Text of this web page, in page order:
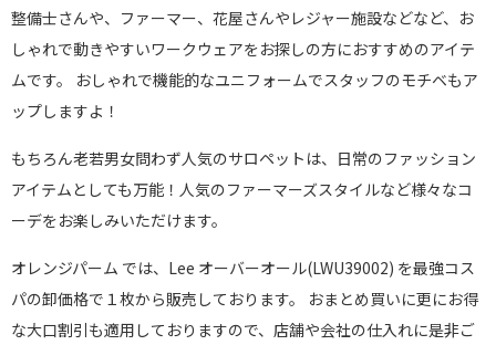
整備士さんや、ファーマー、花屋さんやレジャー施設などなど、お
しゃれで動きやすいワークウェアをお探しの方におすすめのアイテ
ムです。 おしゃれで機能的なユニフォームでスタッフのモチベもア
ップしますよ！
もちろん老若男女問わず人気のサロペットは、日常のファッション
アイテムとしても万能！人気のファーマーズスタイルなど様々なコ
ーデをお楽しみいただけます。
オレンジパーム では、Lee オーバーオール(LWU39002) を最強コス
パの卸価格で１枚から販売しております。 おまとめ買いに更にお得
な大口割引も適用しておりますので、店舗や会社の仕入れに是非ご